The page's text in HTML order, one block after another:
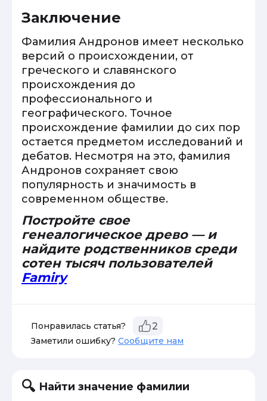
Заключение
Фамилия Андронов имеет несколько
версий о происхождении, от
греческого и славянского
происхождения до
профессионального и
географического. Точное
происхождение фамилии до сих пор
остается предметом исследований и
дебатов. Несмотря на это, фамилия
Андронов сохраняет свою
популярность и значимость в
современном обществе.
Постройте свое
генеалогическое древо — и
найдите родственников среди
сотен тысяч пользователей
Famiry
Понравилась статья? 2
Заметили ошибку? Сообщите нам
Найти значение фамилии